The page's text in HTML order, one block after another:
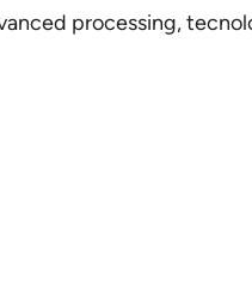
processing,